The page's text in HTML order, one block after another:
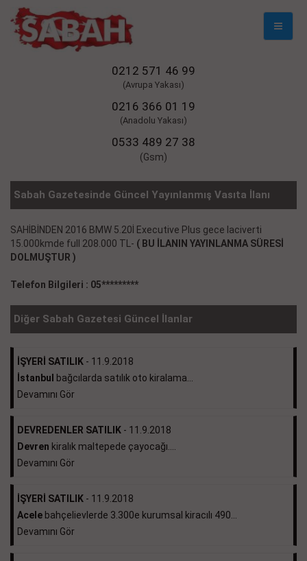
Mobil
0212 571 46 99
(Avrupa Yakası)
0216 366 01 19
(Anadolu Yakası)
0533 489 27 38
(Gsm)
Sabah Gazetesinde Güncel Yayınlanmış Vasıta İlanı
SAHİBİNDEN 2016 BMW 5.20İ Executive Plus gece laciverti
15.000kmde full 208.000 TL- ( BU İLANIN YAYINLANMA SÜRESİ
DOLMUŞTUR )
Telefon Bilgileri : 05*********
Diğer Sabah Gazetesi Güncel İlanlar
İŞYERİ SATILIK - 11.9.2018
İstanbul
bağcılarda satılık oto kiralama...
Devamını Gör
DEVREDENLER SATILIK - 11.9.2018
Devren kiralık maltepede çayocağı....
Devamını Gör
İŞYERİ SATILIK - 11.9.2018
Acele bahçelievlerde 3.300e kurumsal kiracılı 490...
Devamını Gör